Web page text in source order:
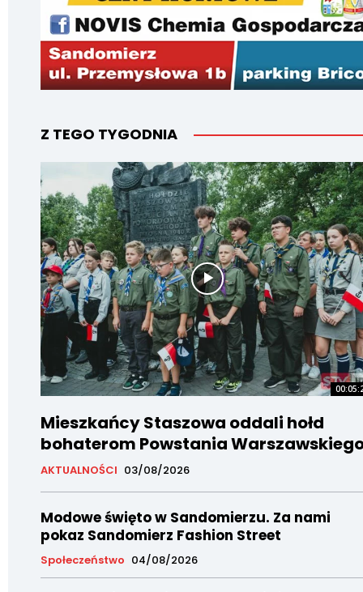
Z TEGO TYGODNIA
Mieszkańcy Staszowa oddali hołd
bohaterom Powstania
AKTUALNOŚCI 03/08/2026
Modowe święto w Sandomierzu. Za nami
pokaz Sandomierz Fashion Street
Społeczeństwo 04/08/2026